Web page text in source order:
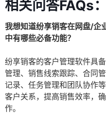
相关问答FAQs：
我想知道纷享销客在网盘/企
中有哪些必备功能？
纷享销客的客户管理软件具
管理、销售线索跟踪、合同
记录、任务管理和团队协作
客户关系，提高销售效率，
作。